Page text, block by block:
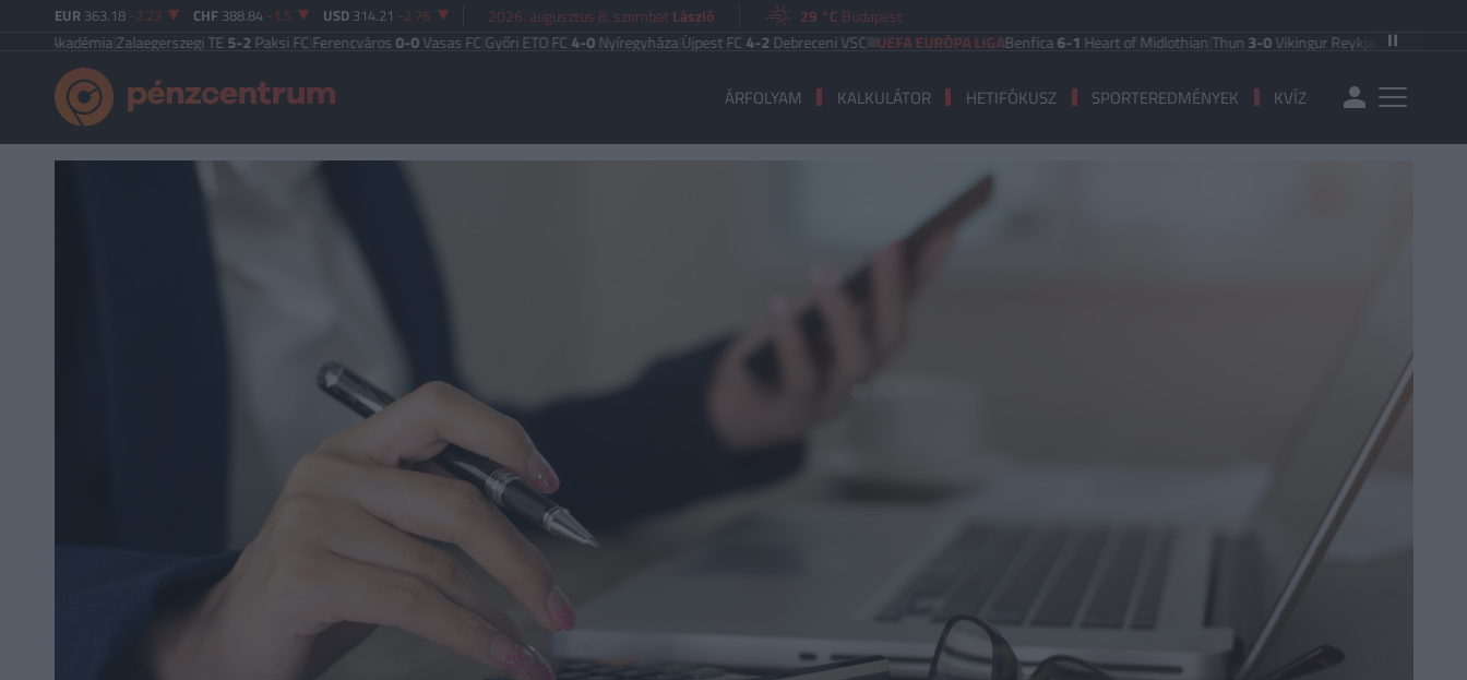
EUR 363.18 -2.23 CHF 388.84 -1.5 USD 314.21 -2.76 2026. augusztus 8. szombatLászló 29 °C Budapest
|Zalaegerszegi TE5-2Paksi FC|Ferencváros0-0Vasas FC|Győri ETO FC4-0Nyíregyháza|Újpest FC4-2Debreceni VSC UEFA EURÓPA LIGABenfica6-1Heart of Midlothian|Thun3-0Vikingur Reykjavik|PAOK Saloniki
ÁRFOLYAM KALKULÁTOR HETIFÓKUSZ SPORTEREDMÉNYEK KVÍZ